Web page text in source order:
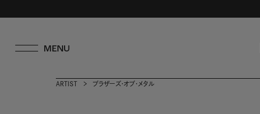
ARTIST ブラザーズ・オブ・メタル